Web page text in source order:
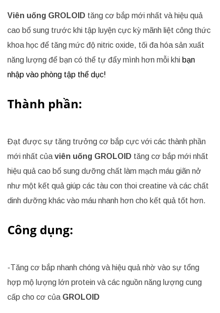
Viên uống GROLOID tăng cơ bắp mới nhất và hiệu quả
cao bổ sung trước khi tập luyện cực kỳ mãnh liệt công thức
khoa học để tăng mức độ nitric oxide, tối đa hóa sản xuất
năng lượng để bạn có thể tự đẩy mình hơn mỗi khi bạn
nhập vào phòng tập thể dục!
Thành phần:
Đạt được sự tăng trưởng cơ bắp cực với các thành phần
mới nhất củaviên uống GROLOID tăng cơ bắp mới nhất
hiệu quả cao bổ sung dưỡng chất làm mạch máu giãn nở
như một kết quả giúp các tàu con thoi creatine và các chất
dinh dưỡng khác vào máu nhanh hơn cho kết quả tốt hơn.
Công dụng:
-Tăng cơ bắp nhanh chóng và hiệu quả nhờ vào sự tổng
hợp mộ lượng lớn protein và các nguồn năng lượng cung
cấp cho cơ của GROLOID